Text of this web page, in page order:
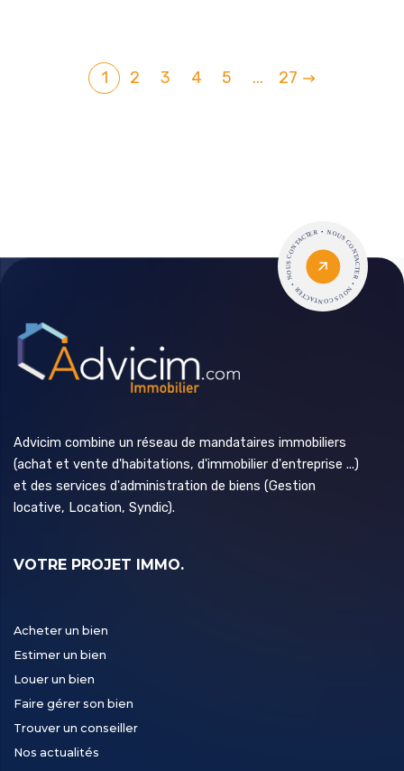
1 2 3 4 5 ... 27
Advicim combine un réseau de mandataires immobiliers
(achat et vente d'habitations, d'immobilier d'entreprise ...)
et des services d'administration de biens (Gestion
locative, Location, Syndic).
VOTRE PROJET IMMO.
Acheter un bien
Estimer un bien
Louer un bien
Faire gérer son bien
Trouver un conseiller
Nos actualités